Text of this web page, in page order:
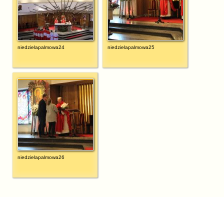
niedzielapalmowa24 niedzielapalmowa25
niedzielapalmowa26